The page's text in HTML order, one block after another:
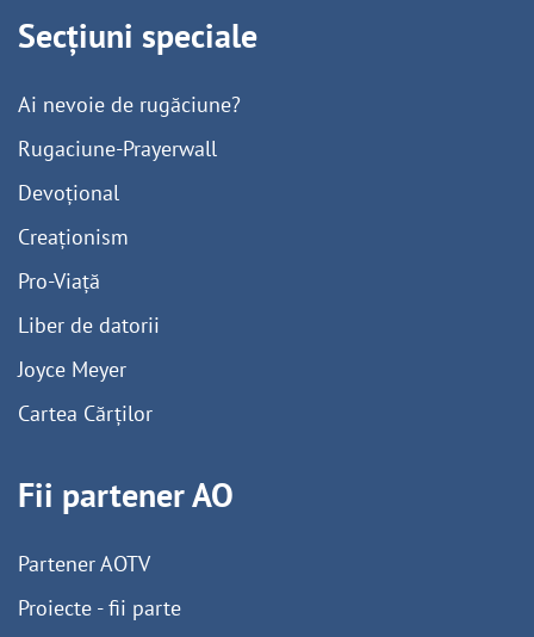
Secțiuni speciale
Ai nevoie de rugăciune?
Rugaciune-Prayerwall
Devoțional
Creaționism
Pro-Viață
Liber de datorii
Joyce Meyer
Cartea Cărților
Fii partener AO
Partener AOTV
Proiecte - fii parte